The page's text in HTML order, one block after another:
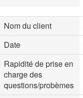
Nom du client
Date
Rapidité de prise en
charge des
questions/probèmes